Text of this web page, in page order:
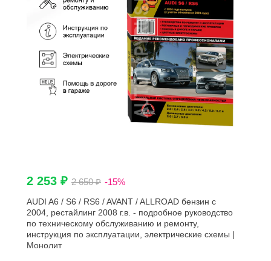
2 253 ₽ 2 650 ₽ -15%
AUDI A6 / S6 / RS6 / AVANT / ALLROAD бензин с
2004, рестайлинг 2008 г.в. - подробное руководство
по техническому обслуживанию и ремонту,
инструкция по эксплуатации, электрические схемы |
Монолит